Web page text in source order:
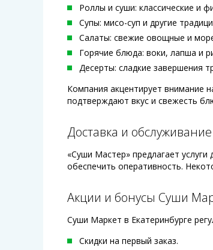
Роллы и суши: классические и
Супы: мисо-суп и другие
Салаты: свежие овощные и
Горячие блюда: воки, лапша и
Десерты: сладкие завершения
Компания акцентирует внимание
подтверждают вкус и свежесть
Доставка и обслуживание
«Суши Мастер» предлагает
обеспечить оперативность.
Акции и бонусы Суши
Суши Маркет в Екатеринбурге
Скидки на первый заказ.